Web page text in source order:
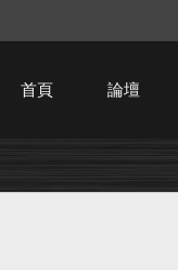
首頁 論壇